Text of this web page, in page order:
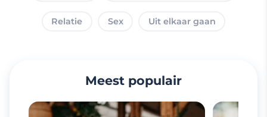
Relatie Sex Uit elkaar gaan
Meest populair